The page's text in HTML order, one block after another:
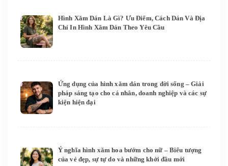
Hình Xăm Dán Là Gì? Ưu Điểm, Cách Dán Và Địa
Chỉ In Hình Xăm Dán Theo Yêu Cầu
Ứng dụng của hình xăm dán trong đời sống – Giải
pháp sáng tạo cho cá nhân, doanh nghiệp và các sự
kiện hiện đại
Ý nghĩa hình xăm hoa bướm cho nữ – Biểu tượng
của vẻ đẹp, sự tự do và những khởi đầu mới